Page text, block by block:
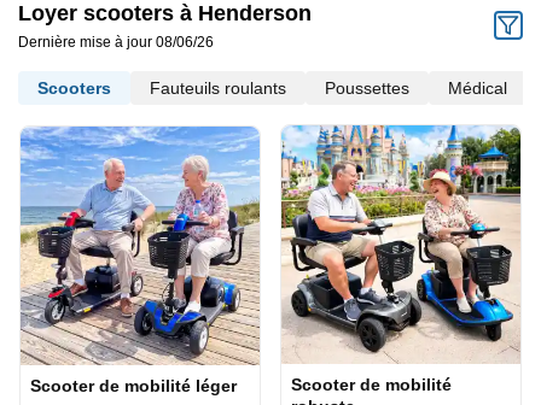
Loyer scooters à Henderson
Dernière mise à jour 08/06/26
Scooters Fauteuils roulants Poussettes Médical
Scooter de mobilité léger
Scooter de mobilité